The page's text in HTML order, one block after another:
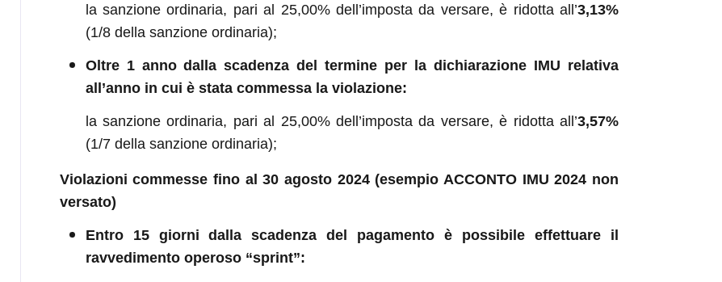
la sanzione ordinaria, pari al 25,00% dell’imposta da versare, è ridotta all’3,13%
(1/8 della sanzione ordinaria);
Oltre 1 anno dalla scadenza del termine per la dichiarazione IMU relativa
all’anno in cui è stata commessa la violazione:
la sanzione ordinaria, pari al 25,00% dell’imposta da versare, è ridotta all’3,57%
(1/7 della sanzione ordinaria);
Violazioni commesse fino al 30 agosto 2024 (esempio ACCONTO IMU 2024 non
versato)
Entro 15 giorni dalla scadenza del pagamento è possibile effettuare il
ravvedimento operoso “sprint”: